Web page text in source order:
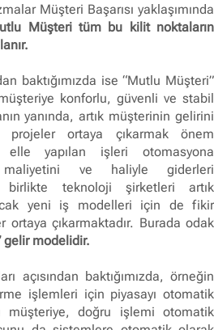
Müşteri Başarısı yaklaşımında
Müşteri tüm bu kilit noktaların
baktığımızda ise “Mutlu Müşteri”
konforlu, güvenli ve stabil
yanında, artık müşterinin gelirini
projeler ortaya çıkarmak önem
elle yapılan işleri otomasyona
maliyetini ve haliyle giderleri
birlikte teknoloji şirketleri artık
yeni iş modelleri için de fikir
çıkarmaktadır. Burada odak
gelir modelidir.
açısından baktığımızda, örneğin
işlemleri için piyasayı otomatik
müşteriye, doğru işlemi otomatik